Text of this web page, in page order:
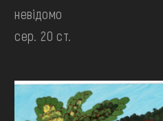
невідомо
сер. 20 ст.